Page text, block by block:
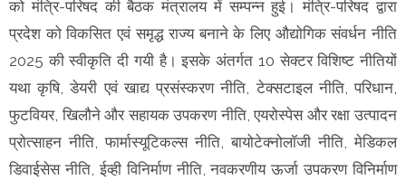
को मंत्रि-परिषद की बैठक मंत्रालय में सम्पन्न हुई। मंत्रि-परिषद द्वारा
प्रदेश को विकसित एवं समृद्ध राज्य बनाने के लिए औद्योगिक संवर्धन नीति
2025 की स्वीकृति दी गयी है। इसके अंतर्गत 10 सेक्टर विशिष्ट नीतियों
यथा कृषि, डेयरी एवं खाद्य प्रसंस्करण नीति, टेक्सटाइल नीति, परिधान,
फुटवियर, खिलौने और सहायक उपकरण नीति, एयरोस्पेस और रक्षा उत्पादन
प्रोत्साहन नीति, फार्मास्यूटिकल्स नीति, बायोटेक्नोलॉजी नीति, मेडिकल
डिवाईसेस नीति, ईव्ही विनिर्माण नीति, नवकरणीय ऊर्जा उपकरण विनिर्माण